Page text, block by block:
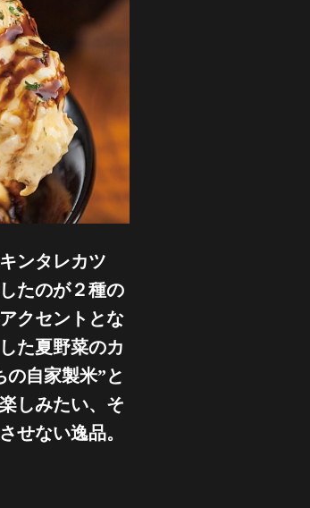
ンタレカツ
たのが２種の
クセントとな
た夏野菜のカ
自家製米”と
しみたい、そ
せない逸品。